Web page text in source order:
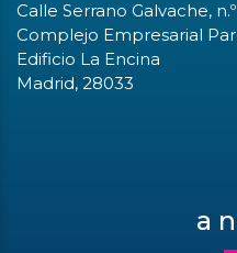
Calle Serrano Galvache,
Complejo Empresarial
Edificio La Encina
Madrid, 28033
a